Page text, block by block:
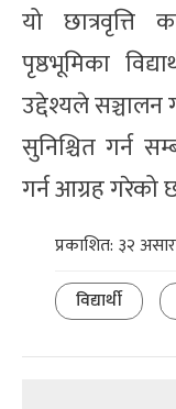
यो छात्रवृत्ति
पृष्ठभूमिका
उद्देश्यले सञ्चालन
सुनिश्चित गर्न
गर्न आग्रह गरेको
प्रकाशित: ३२
विद्यार्थी